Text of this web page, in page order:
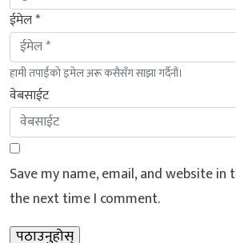
ईमेल *
हामी तपाईंको इमेल अरू कसैसँग साझा गर्दैनौं।
वेबसाईट
Save my name, email, and website
the next time I comment.